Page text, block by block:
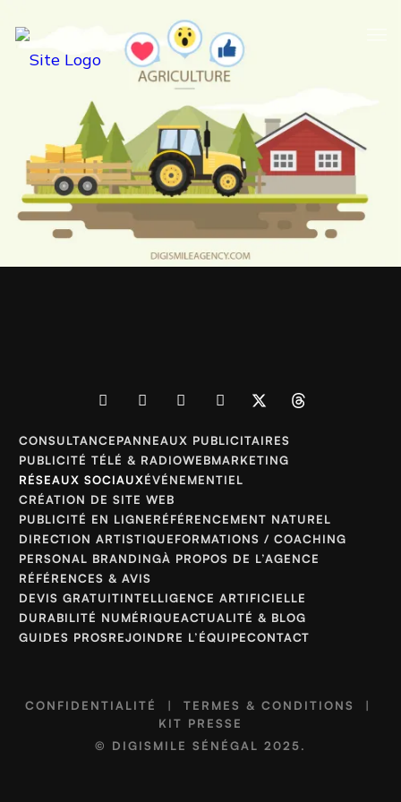
CONSULTANCEPANNEAUX PUBLICITAIRES
PUBLICITÉ TÉLÉ & RADIOWEBMARKETING
RÉSEAUX SOCIAUXÉVÉNEMENTIEL
CRÉATION DE SITE WEB
PUBLICITÉ EN LIGNERÉFÉRENCEMENT NATUREL
DIRECTION ARTISTIQUEFORMATIONS / COACHING
PERSONAL BRANDINGÀ PROPOS DE L’AGENCE
RÉFÉRENCES & AVIS
DEVIS GRATUITINTELLIGENCE ARTIFICIELLE
DURABILITÉ NUMÉRIQUEACTUALITÉ & BLOG
GUIDES PROSREJOINDRE L’ÉQUIPECONTACT
CONFIDENTIALITÉ | TERMES & CONDITIONS
|
KIT PRESSE
© DIGISMILE SÉNÉGAL 2025.